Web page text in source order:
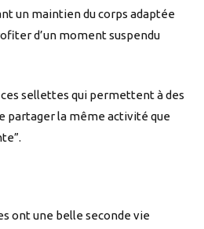
un maintien du corps adaptée
d’un moment suspendu
sellettes qui permettent à des
partager la même activité que
ont une belle seconde vie